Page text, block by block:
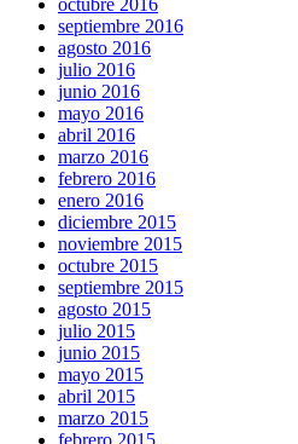
septiembre 2016
agosto 2016
julio 2016
junio 2016
mayo 2016
abril 2016
marzo 2016
febrero 2016
enero 2016
diciembre 2015
noviembre 2015
octubre 2015
septiembre 2015
agosto 2015
julio 2015
junio 2015
mayo 2015
abril 2015
marzo 2015
febrero 2015